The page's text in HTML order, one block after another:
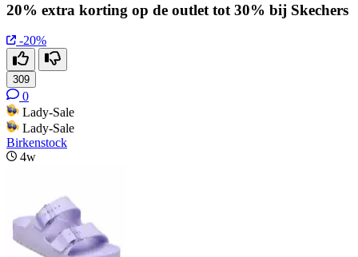
20% extra korting op de outlet tot 30% bij Skechers
-20%
309
0
Lady-Sale
Lady-Sale
Birkenstock
4w